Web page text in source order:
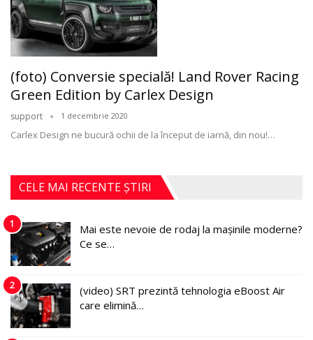
(foto) Conversie specială! Land Rover Racing
Green Edition by Carlex Design
support 1 decembrie 2020
Carlex Design ne bucură ochii de la început de iarnă, din nou!…
CELE MAI RECENTE ȘTIRI
1
Mai este nevoie de rodaj la mașinile moderne?
Ce se…
2
(video) SRT prezintă tehnologia eBoost Air
care elimină…